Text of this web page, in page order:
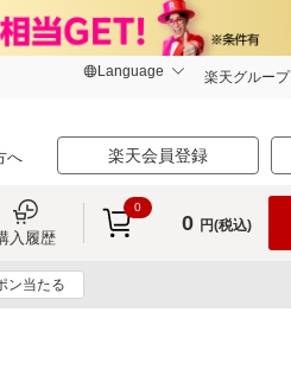
楽天グループ
へ 楽天会員登録
入履歴
0
0 円(税込)
ン当たる